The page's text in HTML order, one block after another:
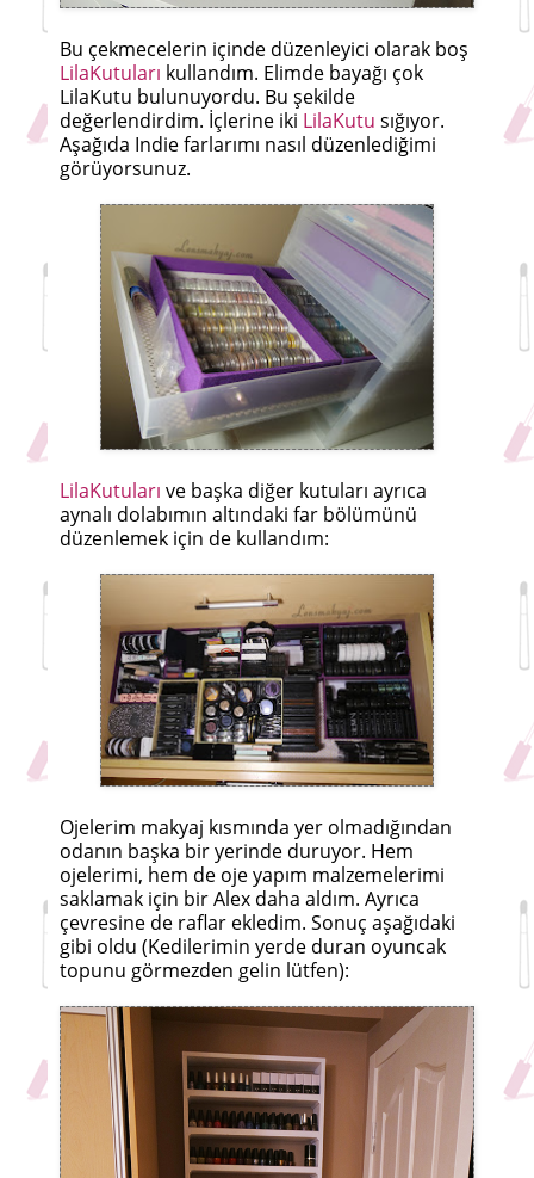
Bu çekmecelerin içinde düzenleyici olarak boş
LilaKutuları kullandım. Elimde bayağı çok
LilaKutu bulunuyordu. Bu şekilde
değerlendirdim. İçlerine iki LilaKutu sığıyor.
Aşağıda Indie farlarımı nasıl düzenlediğimi
görüyorsunuz.
LilaKutuları ve başka diğer kutuları ayrıca
aynalı dolabımın altındaki far bölümünü
düzenlemek için de kullandım:
Ojelerim makyaj kısmında yer olmadığından
odanın başka bir yerinde duruyor. Hem
ojelerimi, hem de oje yapım malzemelerimi
saklamak için bir Alex daha aldım. Ayrıca
çevresine de raflar ekledim. Sonuç aşağıdaki
gibi oldu (Kedilerimin yerde duran oyuncak
topunu görmezden gelin lütfen):